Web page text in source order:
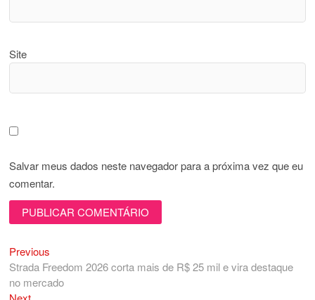
Site
Salvar meus dados neste navegador para a próxima vez que eu
comentar.
Navegação
de
Previous
post:
Strada Freedom 2026 corta mais de R$ 25 mil e vira destaque
no mercado
Next